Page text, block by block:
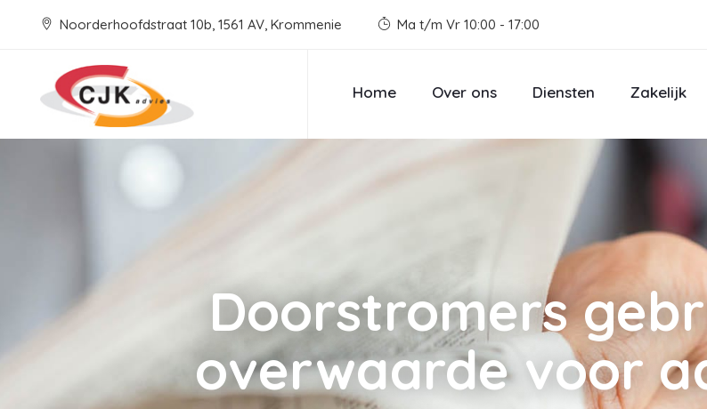
Noorderhoofdstraat 10b, 1561 AV, Krommenie Ma t/m Vr 10:00 - 17:00
Home Over ons Diensten Zakelijk
Doorstromers
overwaarde voor